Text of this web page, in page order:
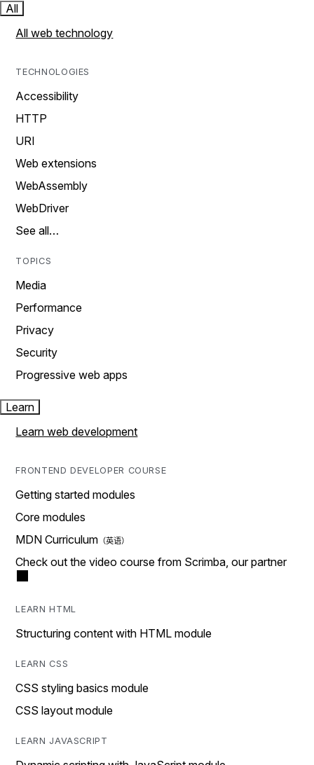
All
All web technology
TECHNOLOGIES
Accessibility
HTTP
URI
Web extensions
WebAssembly
WebDriver
See all…
TOPICS
Media
Performance
Privacy
Security
Progressive web apps
Learn
Learn web development
FRONTEND DEVELOPER COURSE
Getting started modules
Core modules
MDN Curriculum
Check out the video course from Scrimba, our partner
LEARN HTML
Structuring content with HTML module
LEARN CSS
CSS styling basics module
CSS layout module
LEARN JAVASCRIPT